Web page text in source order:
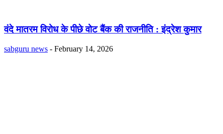
वंदे मातरम विरोध के पीछे वोट बैंक की राजनीति : इंद्रेश कुमार
sabguru news - February 14, 2026